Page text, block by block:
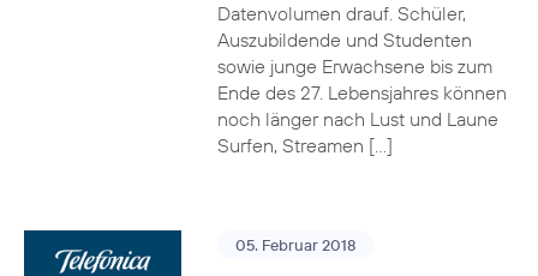
Datenvolumen drauf. Schüler,
Auszubildende und Studenten
sowie junge Erwachsene bis zum
Ende des 27. Lebensjahres können
noch länger nach Lust und Laune
Surfen, Streamen […]
05. Februar 2018